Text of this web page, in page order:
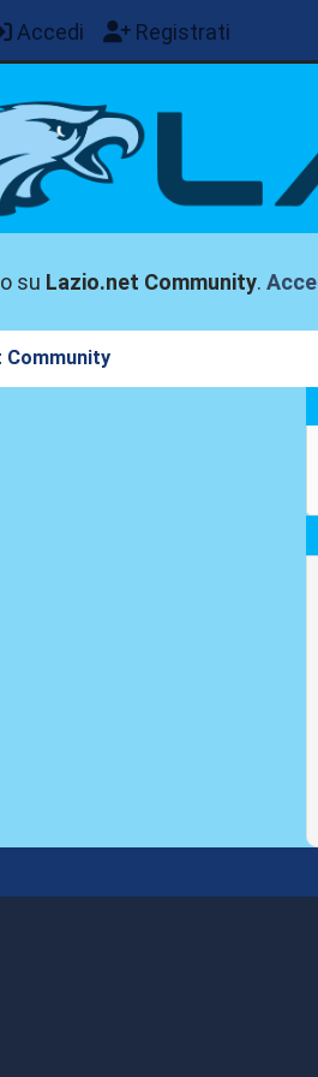
Accedi Registrati
su Lazio.net Community.
Community